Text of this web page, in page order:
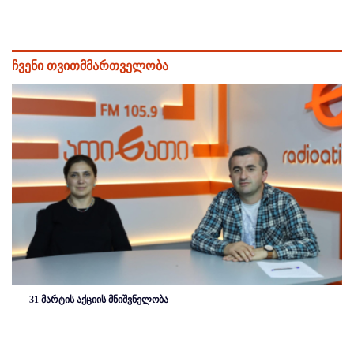
ჩვენი თვითმმართველობა
31 მარტის აქციის მნიშვნელობა